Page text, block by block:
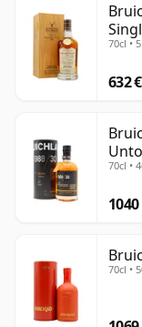
70cl •
632 €
70cl •
1040
70cl •